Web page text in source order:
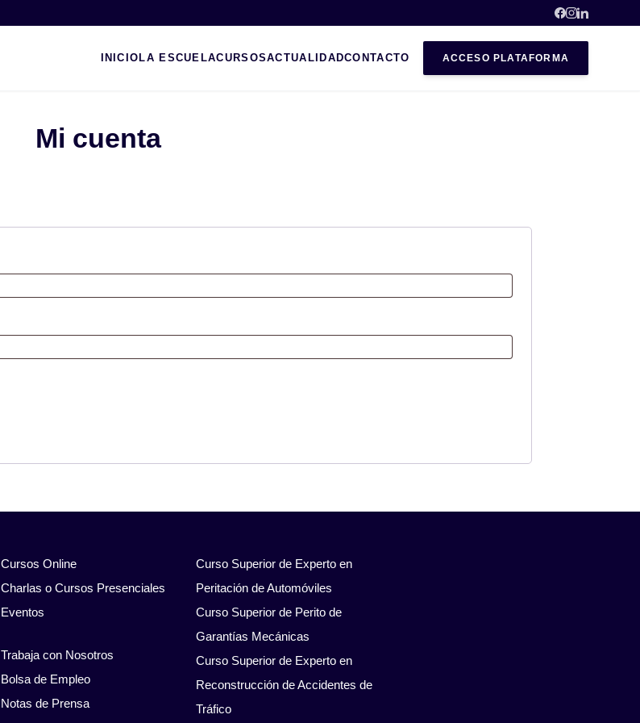
INICIO LA ESCUELACURSOSACTUALIDADCONTACTO ACCESO PLATAFORMA
Mi cuenta
Cursos Online
Charlas o Cursos Presenciales
Eventos
Trabaja con Nosotros
Bolsa de Empleo
Notas de Prensa
Curso Superior de Experto en
Peritación de Automóviles
Curso Superior de Perito de
Garantías Mecánicas
Curso Superior de Experto en
Reconstrucción de Accidentes de
Tráfico